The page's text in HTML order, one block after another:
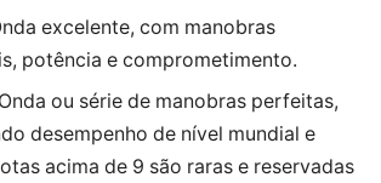
excelente, com manobras
potência e comprometimento.
Onda ou série de manobras perfeitas,
desempenho de nível mundial e
acima de 9 são raras e reservadas